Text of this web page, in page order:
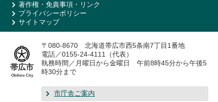
著作権・免責事項・リンク
プライバシーポリシー
サイトマップ
帯広市
Obihiro City
〒080-8670 北海道帯広市西5条南7丁目1番地
電話／0155-24-4111（代表）
執務時間／月曜日から金曜日 午前8時45分から午後5
時30分まで
市庁舎ご案内